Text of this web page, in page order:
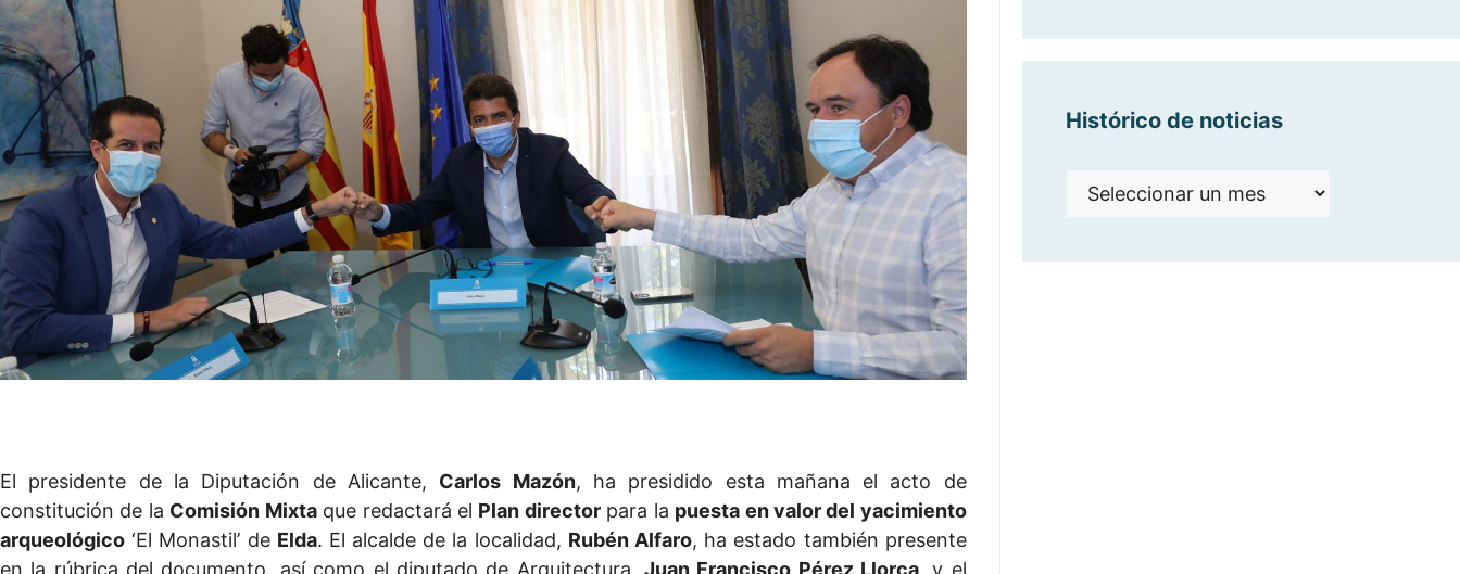
El presidente de la Diputación de Alicante, Carlos Mazón, ha presidido esta mañana el acto de
constitución de la Comisión Mixtaque redactará el Plan directorpara la puesta en valor del yacimiento
arqueológico ‘El Monastil’ de Elda. El alcalde de la localidad, Rubén Alfaro, ha estado también presente
Histórico de noticias
Histórico